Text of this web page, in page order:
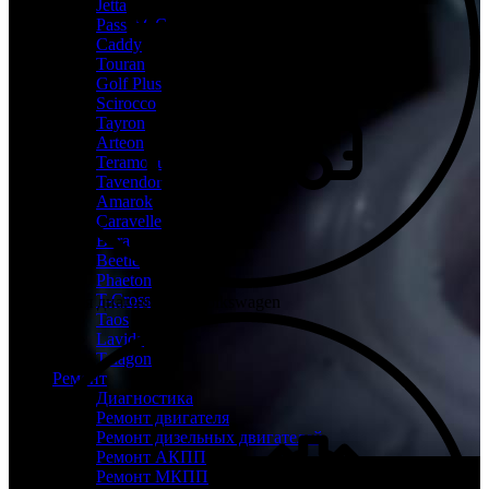
Jetta
Passat CC
Caddy
Touran
Golf Plus
Scirocco
Tayron
Arteon
Teramont
Tavendor
Amarok
Caravelle
Bora
Beetle
Phaeton
T-Cross
Taos
Lavida
Talagon
Ремонт
Диагностика
Ремонт двигателя
Ремонт дизельных двигателей
Ремонт АКПП
Ремонт МКПП
Бесплатная диагностика Volkswagen